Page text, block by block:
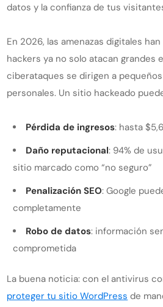
datos y la confianza de tus
En 2026, las amenazas digitales
hackers ya no solo atacan grandes
ciberataques se dirigen a
personales. Un sitio hackeado
Pérdida de ingresos: hasta
Daño reputacional: 94% de
sitio marcado como “no seguro”
Penalización SEO: Google
completamente
Robo de datos: información
comprometida
La buena noticia: con el antivirus
proteger tu sitio WordPress de